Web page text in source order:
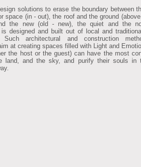
solutions to erase the boundary between
space (in - out), the roof and the ground
the new (old - new), the quiet and the
is designed and built out of local and
Such architectural and construction
at creating spaces filled with Light and
the host or the guest) can have the most
land, and the sky, and purify their souls in